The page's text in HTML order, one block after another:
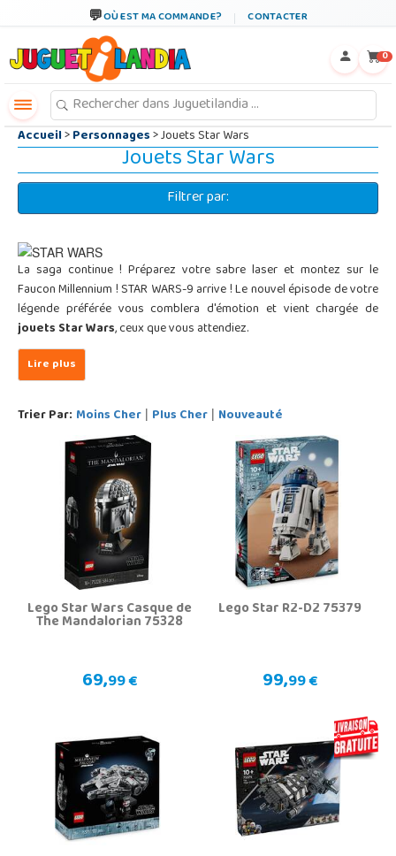
OÙ EST MA COMMANDE? CONTACTER
0
Accueil>Personnages> Jouets Star Wars
Jouets Star Wars
Filtrer par:
La saga continue ! Préparez votre sabre laser et montez sur le
Faucon Millennium ! STAR WARS-9 arrive ! Le nouvel épisode de votre
légende préférée vous comblera d'émotion et vient chargée de
jouets Star Wars, ceux que vous attendiez.
Trier Par: Moins Cher | Plus Cher | Nouveauté
Lego Star Wars Casque de
The Mandalorian 75328
69,99 €
Lego Star R2-D2 75379
99,99 €